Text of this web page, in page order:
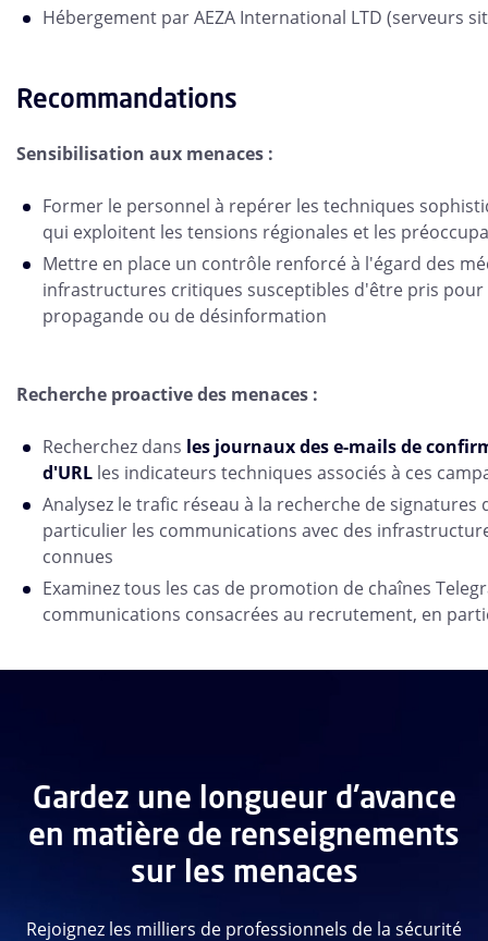
Hébergement par AEZA International LTD (serveurs
Recommandations
Sensibilisation aux menaces :
Former le personnel à repérer les techniques
qui exploitent les tensions régionales et les
Mettre en place un contrôle renforcé à l'égard des
infrastructures critiques susceptibles d'être pris pour
propagande ou de désinformation
Recherche proactive des menaces :
Recherchez dans les journaux des e-mails de
d'URL les indicateurs techniques associés à ces
Analysez le trafic réseau à la recherche de signatures
particulier les communications avec des
connues
Examinez tous les cas de promotion de chaînes
communications consacrées au recrutement, en
Gardez une longueur d'avance
en matière de renseignements
sur les menaces
Rejoignez les milliers de professionnels de la sécurité